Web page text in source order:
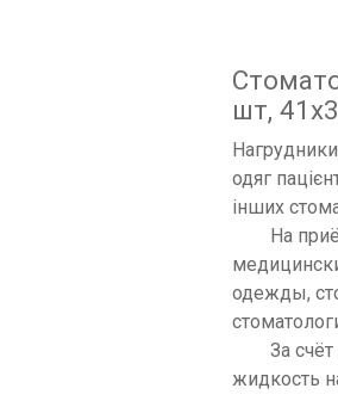
шт,
одяг
інших
На
одежды,
За счёт
жидкость